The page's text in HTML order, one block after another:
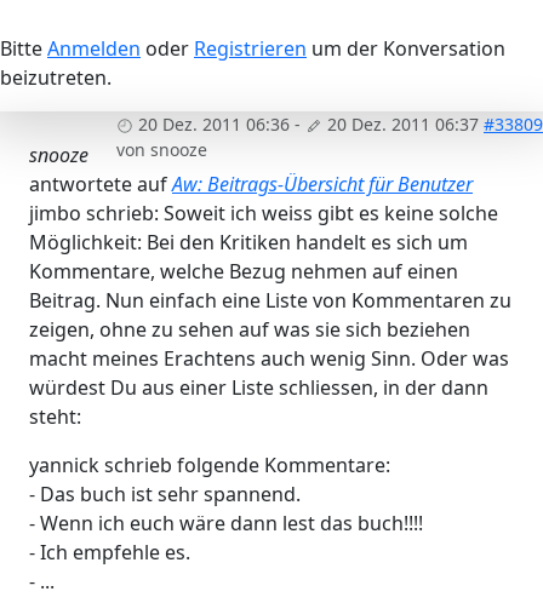
BitteAnmelden oder Registrieren um der Konversation
beizutreten.
20 Dez. 2011 06:36 - 20 Dez. 2011 06:37 #33809
von snooze
snooze
antwortete aufAw: Beitrags-Übersicht für Benutzer
jimbo schrieb: Soweit ich weiss gibt es keine solche
Möglichkeit: Bei den Kritiken handelt es sich um
Kommentare, welche Bezug nehmen auf einen
Beitrag. Nun einfach eine Liste von Kommentaren zu
zeigen, ohne zu sehen auf was sie sich beziehen
macht meines Erachtens auch wenig Sinn. Oder was
würdest Du aus einer Liste schliessen, in der dann
steht:
yannick schrieb folgende Kommentare:
- Das buch ist sehr spannend.
- Wenn ich euch wäre dann lest das buch!!!!
- Ich empfehle es.
- ...